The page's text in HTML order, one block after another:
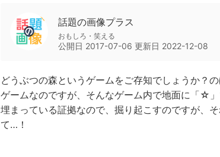
話題の画像プラス
おもしろ・笑える
公開日 2017-07-06 更新日 2022-12-08
どうぶつの森というゲームをご存知でしょうか？
ゲームなのですが、そんなゲーム内で地面に「☆
埋まっている証拠なので、掘り起こすのですが、
て…！